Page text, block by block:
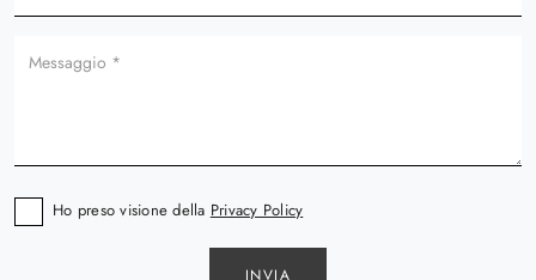
Ho preso visione della Privacy Policy
INVIA